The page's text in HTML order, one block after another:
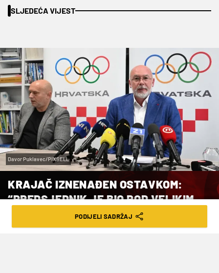
SLJEDEĆA VIJEST
Davor Puklavec/PIXSELL
KRAJAČ IZNENAĐEN OSTAVKOM:
“PREDSJEDNIK JE BIO POD VELIKIM
PODIJELI SADRŽAJ